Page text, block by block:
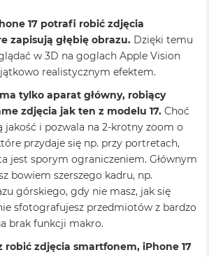
17 potrafi robić zdjęcia
zapisują głębię obrazu. Dzięki temu
w 3D na goglach Apple Vision
realistycznym efektem.
tylko aparat główny, robiący
zdjęcia jak ten z modelu 17. Choć
i pozwala na 2-krotny zoom o
przydaje się np. przy portretach,
jest sporym ograniczeniem. Głównym
bowiem szerszego kadru, np.
górskiego, gdy nie masz, jak się
sfotografujesz przedmiotów z bardzo
brak funkcji makro.
robić zdjęcia smartfonem, iPhone 17